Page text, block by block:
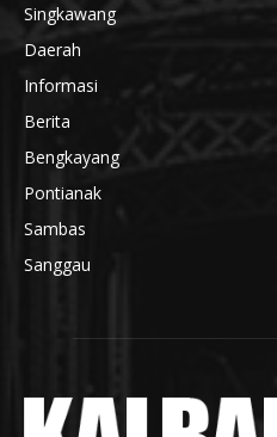
Singkawang
Daerah
Informasi
Berita
Bengkayang
Pontianak
Sambas
Sanggau